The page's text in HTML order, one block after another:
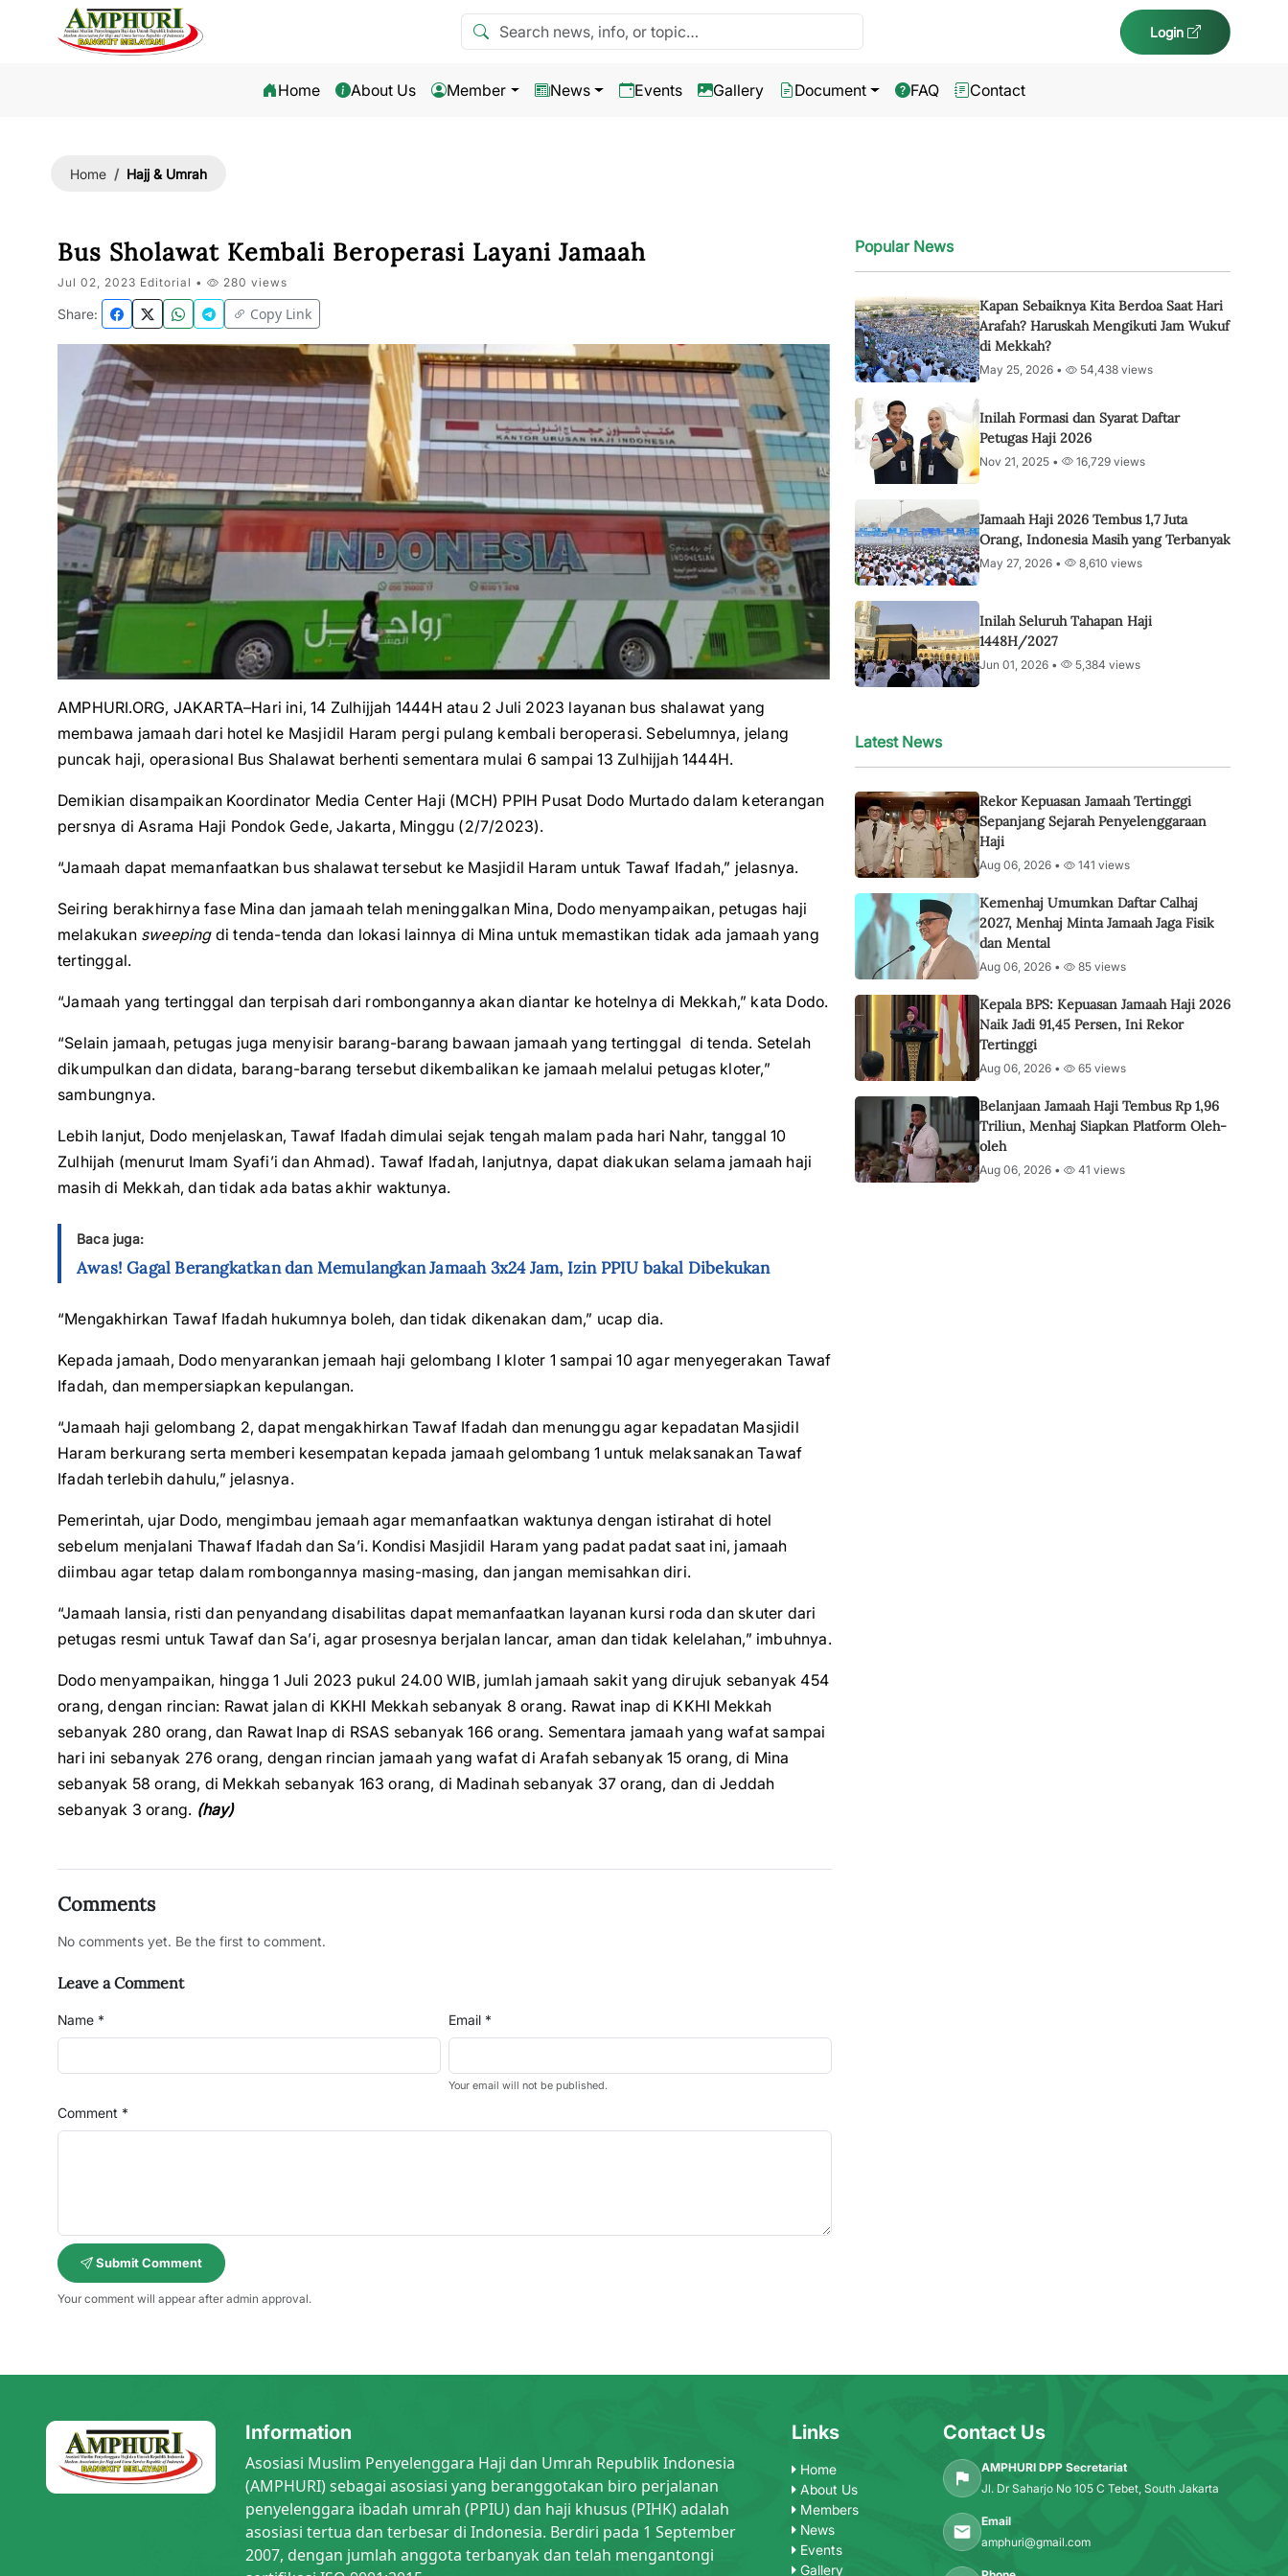
Search news Login
Home About Us Member News Events Gallery Document FAQ Contact
Home Hajj & Umrah
Bus Sholawat Kembali Beroperasi Layani Jamaah
Jul 02, 2023 Editorial • 280 views
Share: Copy Link
AMPHURI.ORG, JAKARTA–Hari ini, 14 Zulhijjah 1444H atau 2 Juli 2023 layanan bus shalawat yang
membawa jamaah dari hotel ke Masjidil Haram pergi pulang kembali beroperasi. Sebelumnya, jelang
puncak haji, operasional Bus Shalawat berhenti sementara mulai 6 sampai 13 Zulhijjah 1444H.
Demikian disampaikan Koordinator Media Center Haji (MCH) PPIH Pusat Dodo Murtado dalam keterangan
persnya di Asrama Haji Pondok Gede, Jakarta, Minggu (2/7/2023).
“Jamaah dapat memanfaatkan bus shalawat tersebut ke Masjidil Haram untuk Tawaf Ifadah,” jelasnya.
Seiring berakhirnya fase Mina dan jamaah telah meninggalkan Mina, Dodo menyampaikan, petugas haji
melakukan sweepingdi tenda-tenda dan lokasi lainnya di Mina untuk memastikan tidak ada jamaah yang
tertinggal.
“Jamaah yang tertinggal dan terpisah dari rombongannya akan diantar ke hotelnya di Mekkah,” kata Dodo.
“Selain jamaah, petugas juga menyisir barang-barang bawaan jamaah yang tertinggal di tenda. Setelah
dikumpulkan dan didata, barang-barang tersebut dikembalikan ke jamaah melalui petugas kloter,”
sambungnya.
Lebih lanjut, Dodo menjelaskan, Tawaf Ifadah dimulai sejak tengah malam pada hari Nahr, tanggal 10
Zulhijah (menurut Imam Syafi’i dan Ahmad). Tawaf Ifadah, lanjutnya, dapat diakukan selama jamaah haji
masih di Mekkah, dan tidak ada batas akhir waktunya.
Baca juga:
Awas! Gagal Berangkatkan dan Memulangkan Jamaah 3x24 Jam, Izin PPIU bakal Dibekukan
“Mengakhirkan Tawaf Ifadah hukumnya boleh, dan tidak dikenakan dam,” ucap dia.
Kepada jamaah, Dodo menyarankan jemaah haji gelombang I kloter 1 sampai 10 agar menyegerakan Tawaf
Ifadah, dan mempersiapkan kepulangan.
“Jamaah haji gelombang 2, dapat mengakhirkan Tawaf Ifadah dan menunggu agar kepadatan Masjidil
Haram berkurang serta memberi kesempatan kepada jamaah gelombang 1 untuk melaksanakan Tawaf
Ifadah terlebih dahulu,” jelasnya.
Pemerintah, ujar Dodo, mengimbau jemaah agar memanfaatkan waktunya dengan istirahat di hotel
sebelum menjalani Thawaf Ifadah dan Sa’i. Kondisi Masjidil Haram yang padat padat saat ini, jamaah
diimbau agar tetap dalam rombongannya masing-masing, dan jangan memisahkan diri.
“Jamaah lansia, risti dan penyandang disabilitas dapat memanfaatkan layanan kursi roda dan skuter dari
petugas resmi untuk Tawaf dan Sa’i, agar prosesnya berjalan lancar, aman dan tidak kelelahan,” imbuhnya.
Dodo menyampaikan, hingga 1 Juli 2023 pukul 24.00 WIB, jumlah jamaah sakit yang dirujuk sebanyak 454
orang, dengan rincian: Rawat jalan di KKHI Mekkah sebanyak 8 orang. Rawat inap di KKHI Mekkah
sebanyak 280 orang, dan Rawat Inap di RSAS sebanyak 166 orang. Sementara jamaah yang wafat sampai
hari ini sebanyak 276 orang, dengan rincian jamaah yang wafat di Arafah sebanyak 15 orang, di Mina
sebanyak 58 orang, di Mekkah sebanyak 163 orang, di Madinah sebanyak 37 orang, dan di Jeddah
sebanyak 3 orang. (hay)
Comments
No comments yet. Be the first to comment.
Leave a Comment
Name * Email *
Your email will not be published.
Comment *
Submit Comment
Your comment will appear after admin approval.
Popular News
Kapan Sebaiknya Kita Berdoa Saat Hari
Arafah? Haruskah Mengikuti Jam Wukuf
di Mekkah?
May 25, 2026 • 54,438 views
Inilah Formasi dan Syarat Daftar
Petugas Haji 2026
Nov 21, 2025 • 16,729 views
Jamaah Haji 2026 Tembus 1,7 Juta
Orang, Indonesia Masih yang Terbanyak
May 27, 2026 • 8,610 views
Inilah Seluruh Tahapan Haji
1448H/2027
Jun 01, 2026 • 5,384 views
Latest News
Rekor Kepuasan Jamaah Tertinggi
Sepanjang Sejarah Penyelenggaraan
Haji
Aug 06, 2026 • 141 views
Kemenhaj Umumkan Daftar Calhaj
2027, Menhaj Minta Jamaah Jaga Fisik
dan Mental
Aug 06, 2026 • 85 views
Kepala BPS: Kepuasan Jamaah Haji 2026
Naik Jadi 91,45 Persen, Ini Rekor
Tertinggi
Aug 06, 2026 • 65 views
Belanjaan Jamaah Haji Tembus Rp 1,96
Triliun, Menhaj Siapkan Platform Oleh-
oleh
Aug 06, 2026 • 41 views
Information
Asosiasi Muslim Penyelenggara Haji dan Umrah Republik Indonesia
(AMPHURI) sebagai asosiasi yang beranggotakan biro perjalanan
penyelenggara ibadah umrah (PPIU) dan haji khusus (PIHK) adalah
asosiasi tertua dan terbesar di Indonesia. Berdiri pada 1 September
2007, dengan jumlah anggota terbanyak dan telah mengantongi
Links
Home
About Us
Members
News
Events
Gallery
Contact Us
AMPHURI DPP Secretariat
Jl. Dr Saharjo No 105 C Tebet, South Jakarta
Email
amphuri@gmail.com